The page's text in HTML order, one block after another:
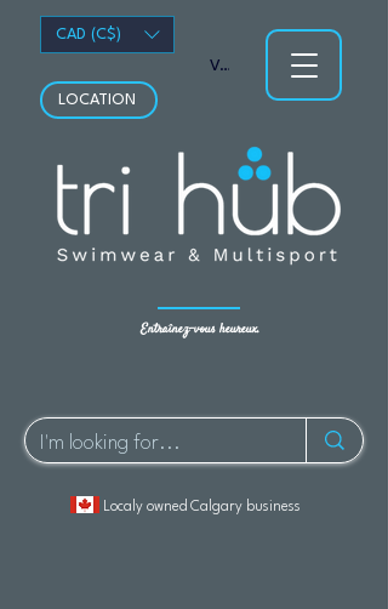
Entraînez-vous heureux.
LOCATION
Localy owned Calgary business
Voir les points
CAD (C$)